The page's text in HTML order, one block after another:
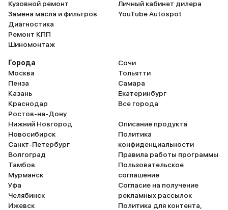
Кузовной ремонт
Замена масла и фильтров
Диагностика
Ремонт КПП
Шиномонтаж
Личный кабинет дилера
YouTube Autospot
Города
Москва
Пенза
Казань
Краснодар
Ростов-на-Дону
Нижний Новгород
Новосибирск
Санкт-Петербург
Волгоград
Тамбов
Мурманск
Уфа
Челябинск
Ижевск
Сочи
Тольятти
Самара
Екатеринбург
Все города
Описание продукта
Политика
конфиденциальности
Правила работы программы
Пользовательское
соглашение
Согласие на получение
рекламных рассылок
Политика для контента,